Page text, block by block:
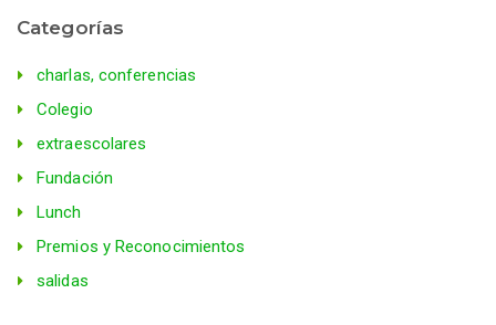
Categorías
charlas, conferencias
Colegio
extraescolares
Fundación
Lunch
Premios y Reconocimientos
salidas